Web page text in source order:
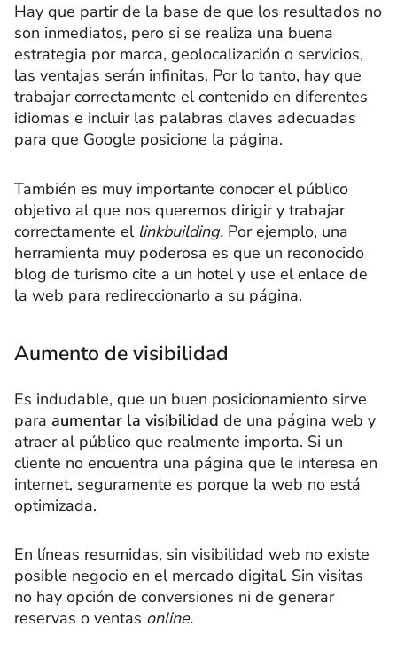
Hay que partir de la base de que los resultados no
son inmediatos, pero si se realiza una buena
estrategia por marca, geolocalización o servicios,
las ventajas serán infinitas. Por lo tanto, hay que
trabajar correctamente el contenido en diferentes
idiomas e incluir las palabras claves adecuadas
para que Google posicione la página.
También es muy importante conocer el público
objetivo al que nos queremos dirigir y trabajar
correctamente ellinkbuilding. Por ejemplo, una
herramienta muy poderosa es que un reconocido
blog de turismo cite a un hotel y use el enlace de
la web para redireccionarlo a su página.
Aumento de visibilidad
Es indudable, que un buen posicionamiento sirve
para aumentar la visibilidad de una página web y
atraer al público que realmente importa. Si un
cliente no encuentra una página que le interesa en
internet, seguramente es porque la web no está
optimizada.
En líneas resumidas, sin visibilidad web no existe
posible negocio en el mercado digital. Sin visitas
no hay opción de conversiones ni de generar
reservas o ventas online.